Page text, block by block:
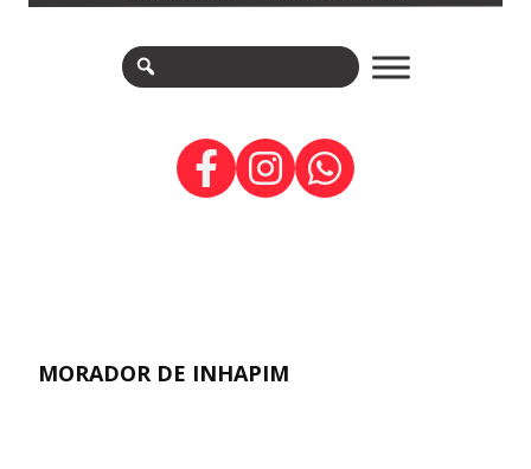
MORADOR DE INHAPIM